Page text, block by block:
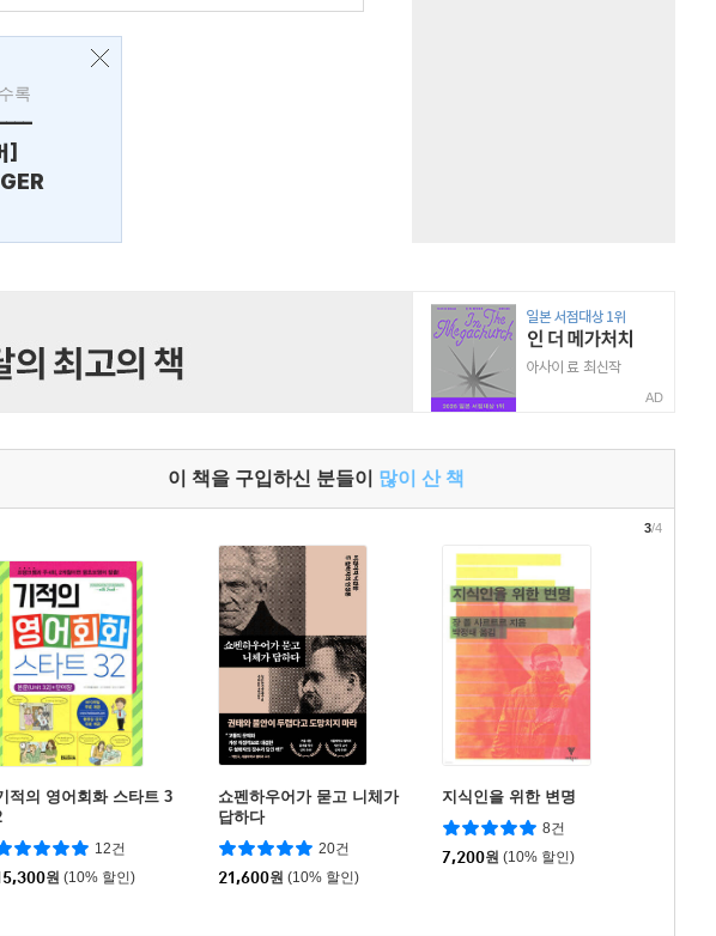
록
]
AD
이 책을 구입하신 분들이 많이 산 책
적의 영어회화 스타트 3
12건
원 (10% 할인)
쇼펜하우어가 묻고 니체가
답하다
20건
21,600원 (10% 할인)
지식인을 위한 변명
8건
7,200원 (10% 할인)
3/4